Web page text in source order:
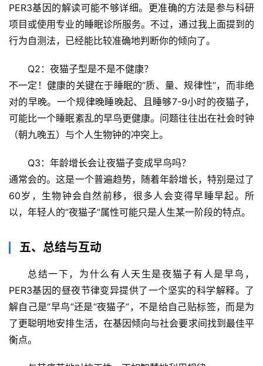
求
真
PER3基因的解读可能不够详细。更准确的方法是参与科研
项目或使用专业的睡眠诊所服务。不过，通过我上面提到的
行为自测法，已经能比较准确地判断你的倾向了。
Q2：夜猫子型是不是不健康？
不一定！ 健康的关键在于睡眠的“质、量、规律性”，而非绝
对的早晚。一个规律晚睡晚起、且睡够7-9小时的夜猫子，
可能比一个睡眠紊乱的早鸟更健康。问题往往出在社会时钟
（朝九晚五）与个人生物钟的冲突上。
Q3：年龄增长会让夜猫子变成早鸟吗？
通常会的。这是一个普遍趋势，随着年龄增长，特别是过了
60岁，生物钟会自然前移，很多人会变得早睡早起。所
以，年轻人的“夜猫子”属性可能只是人生某一阶段的特点。
五、总结与互动
总结一下， 为什么有人天生是夜猫子有人是早鸟，
PER3基因的昼夜节律变异提供了一个坚实的科学解释。了
解自己是“早鸟”还是“夜猫子”，不是给自己贴标签，而是为
了更聪明地安排生活，在基因倾向与社会要求间找到最佳平
衡点。